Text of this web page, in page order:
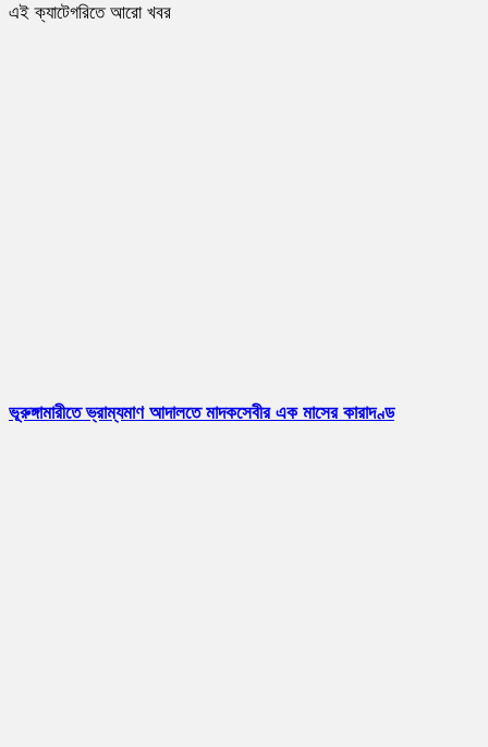
এই ক্যাটেগরিতে আরো খবর
ভূরুঙ্গামারীতে ভ্রাম্যমাণ আদালতে মাদকসেবীর এক মাসের কারাদণ্ড